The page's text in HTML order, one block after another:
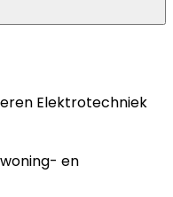
Elektrotechniek
en